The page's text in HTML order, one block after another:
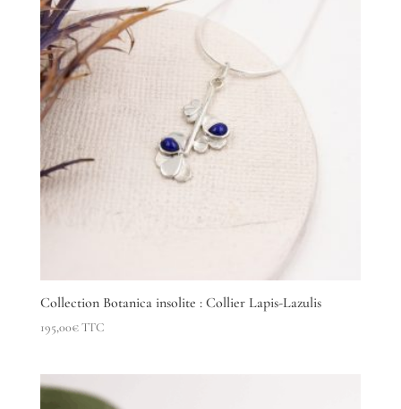
Collection Botanica insolite : Collier Lapis-Lazulis
195,00€TTC